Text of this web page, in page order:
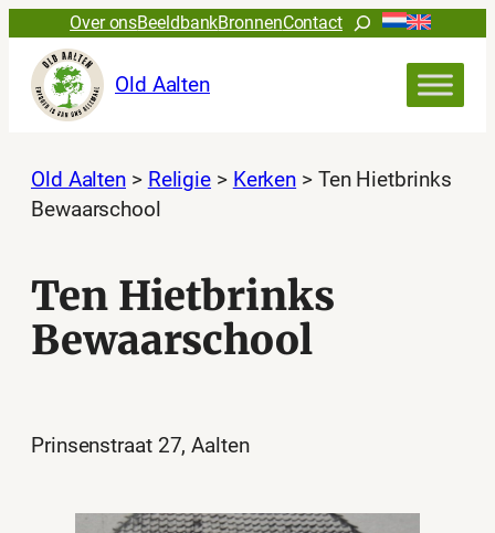
naar
inhoud
Over onsBeeldbankBronnenContactZoeken
Old Aalten
Old Aalten > Religie > Kerken > Ten Hietbrinks
Bewaarschool
Ten Hietbrinks
Bewaarschool
Prinsenstraat 27, Aalten